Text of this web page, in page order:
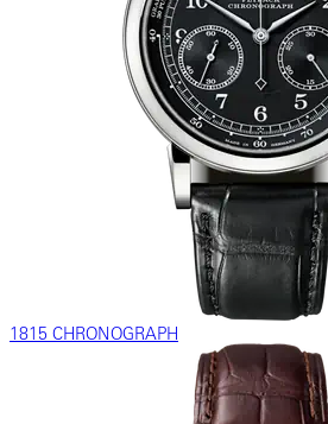
1815 CHRONOGRAPH